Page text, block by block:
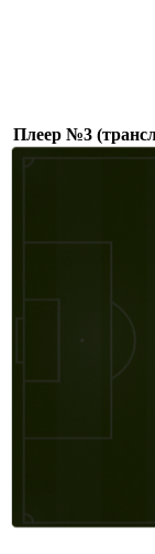
Плеер №3